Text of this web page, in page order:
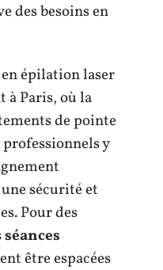
des besoins en
épilation laser
Paris, où la
de pointe
professionnels y
sécurité et
Pour des
séances
être espacées